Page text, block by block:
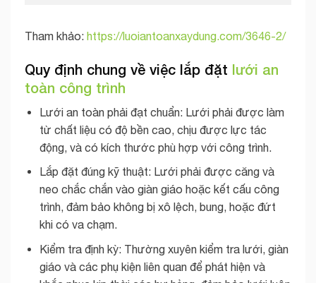
Tham khảo: https://luoiantoanxaydung.com/3646-2/
Quy định chung về việc lắp đặt lưới an
toàn công trình
Lưới an toàn phải đạt chuẩn: Lưới phải được làm
từ chất liệu có độ bền cao, chịu được lực tác
động, và có kích thước phù hợp với công trình.
Lắp đặt đúng kỹ thuật: Lưới phải được căng và
neo chắc chắn vào giàn giáo hoặc kết cấu công
trình, đảm bảo không bị xô lệch, bung, hoặc đứt
khi có va chạm.
Kiểm tra định kỳ: Thường xuyên kiểm tra lưới, giàn
giáo và các phụ kiện liên quan để phát hiện và